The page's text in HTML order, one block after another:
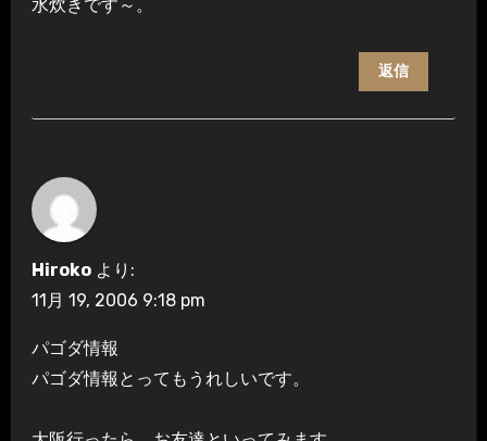
水炊きです～。
返信
Hiroko より:
11月 19, 2006 9:18 pm
パゴダ情報
パゴダ情報とってもうれしいです。